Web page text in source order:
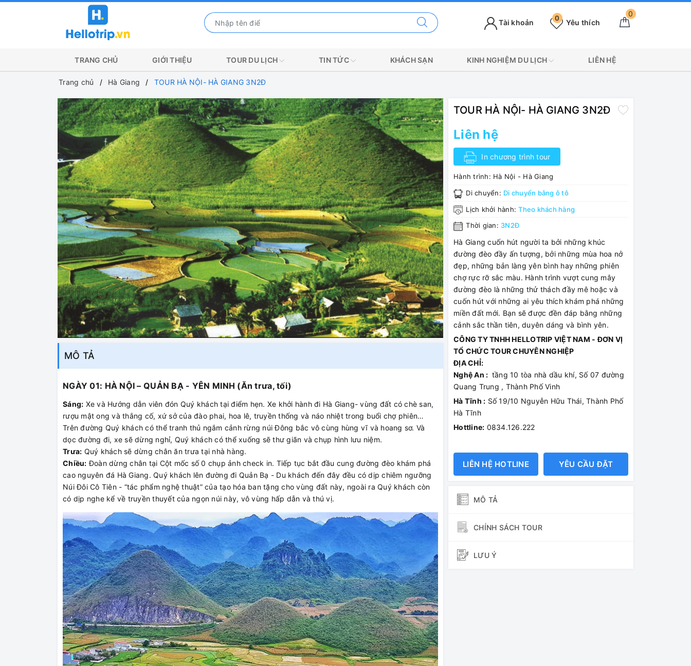
0
Yêu thích
0
Tài khoản
TRANG CHỦ GIỚI THIỆU TOUR DU LỊCH TIN TỨC KHÁCH SẠN KINH NGHIỆM DU LỊCH LIÊN HỆ
Trang chủ Hà Giang TOUR HÀ NỘI- HÀ GIANG 3N2Đ
MÔ TẢ
NGÀY 01: HÀ NỘI – QUẢN BẠ - YÊN MINH (Ăn trưa, tối)
Sáng: Xe và Hướng dẫn viên đón Quý khách tại điểm hẹn. Xe khởi hành đi Hà Giang- vùng đất có chè san,
rượu mật ong và thắng cố, xứ sở của đào phai, hoa lê, truyền thống và náo nhiệt trong buổi chợ phiên…
Trên đường Quý khách có thể tranh thủ ngắm cảnh rừng núi Đông bắc vô cùng hùng vĩ và hoang sơ. Và
dọc đường đi, xe sẽ dừng nghỉ, Quý khách có thể xuống sẽ thư giãn và chụp hình lưu niệm.
Trưa: Quý khách sẽ dừng chân ăn trưa tại nhà hàng.
Chiều: Đoàn dừng chân tại Cột mốc số 0 chụp ảnh check in. Tiếp tục bắt đầu cung đường đèo khám phá
cao nguyên đá Hà Giang. Quý khách lên đường đi Quản Bạ - Du khách đến đây đều có dịp chiêm ngưỡng
Núi Đôi Cô Tiên - “tác phẩm nghệ thuật” của tạo hóa ban tặng cho vùng đất này, ngoài ra Quý khách còn
có dịp nghe kể về truyền thuyết của ngọn núi này, vô vùng hấp dẫn và thú vị.
TOUR HÀ NỘI- HÀ GIANG 3N2Đ
Liên hệ
In chương trình tour
Hành trình: Hà Nội - Hà Giang
Di chuyển: Di chuyển bằng ô tô
Lịch khởi hành:Theo khách hàng
Thời gian: 3N2Đ
Hà Giang cuốn hút người ta bởi những khúc
đường đèo đầy ấn tượng, bởi những mùa hoa nở
đẹp, những bản làng yên bình hay những phiên
chợ rực rỡ sắc màu. Hành trình vượt cung mây
đường đèo là những thử thách đầy mê hoặc và
cuốn hút với những ai yêu thích khám phá những
miền đất mới. Bạn sẽ được đền đáp bằng những
cảnh sắc thần tiên, duyên dáng và bình yên.
CÔNG TY TNHH HELLOTRIP VIỆT NAM - ĐƠN VỊ
TỔ CHỨC TOUR CHUYÊN NGHIỆP
ĐỊA CHỈ:
Nghệ An : tầng 10 tòa nhà dầu khí, Số 07 đường
Quang Trung , Thành Phố Vinh
Hà Tĩnh : Số 19/10 Nguyễn Hữu Thái, Thành Phố
Hà Tĩnh
Hottline: 0834.126.222
LIÊN HỆ HOTLINE YÊU CẦU ĐẶT
MÔ TẢ
CHÍNH SÁCH TOUR
LƯU Ý